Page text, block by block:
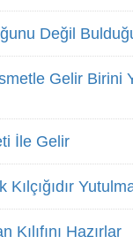
Değil
Gelir Birini
İle Gelir
Hazırlar